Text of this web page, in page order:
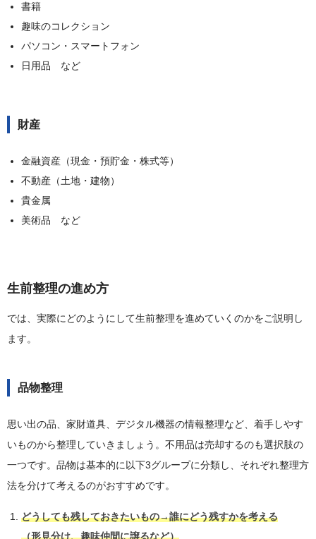
書籍
趣味のコレクション
パソコン・スマートフォン
日用品 など
財産
金融資産（現金・預貯金・株式等）
不動産（土地・建物）
貴金属
美術品 など
生前整理の進め方
では、実際にどのようにして生前整理を進めていくのかをご説明し
ます。
品物整理
思い出の品、家財道具、デジタル機器の情報整理など、着手しやす
いものから整理していきましょう。不用品は売却するのも選択肢の
一つです。品物は基本的に以下3グループに分類し、それぞれ整理方
法を分けて考えるのがおすすめです。
どうしても残しておきたいもの→誰にどう残すかを考える
（形見分け、趣味仲間に譲るなど）